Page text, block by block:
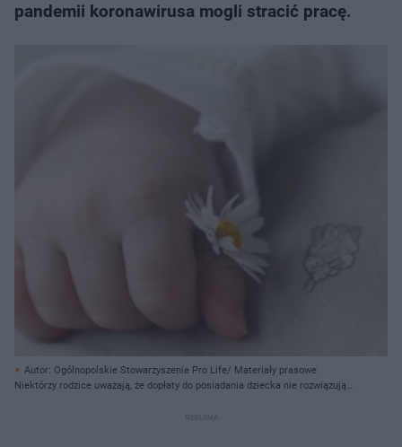
pandemii koronawirusa mogli stracić pracę.
Autor: Ogólnopolskie Stowarzyszenie Pro Life/ Materiały prasowe
Niektórzy rodzice uważają, że dopłaty do posiadania dziecka nie rozwiązują